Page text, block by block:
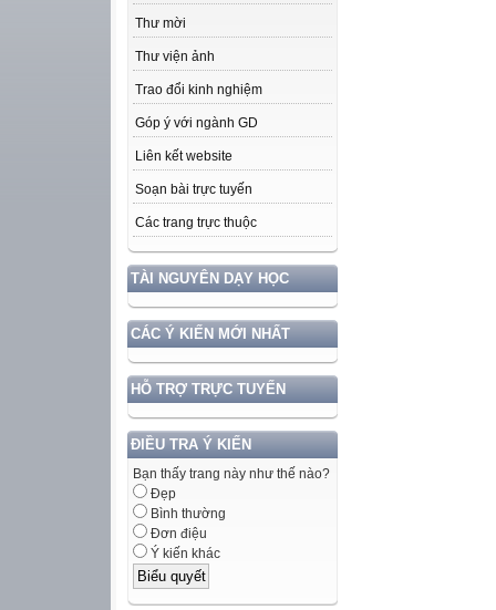
Thư mời
Thư viện ảnh
Trao đổi kinh nghiệm
Góp ý với ngành GD
Liên kết website
Soạn bài trực tuyến
Các trang trực thuộc
TÀI NGUYÊN DẠY HỌC
CÁC Ý KIẾN MỚI NHẤT
HỖ TRỢ TRỰC TUYẾN
ĐIỀU TRA Ý KIẾN
Bạn thấy trang này như thế nào?
Đẹp
Bình thường
Đơn điệu
Ý kiến khác